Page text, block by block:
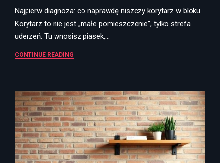
Najpierw diagnoza: co naprawdę niszczy korytarz w bloku
Korytarz to nie jest „małe pomieszczenie”, tylko strefa
uderzeń. Tu wnosisz piasek,…
CONTINUE READING